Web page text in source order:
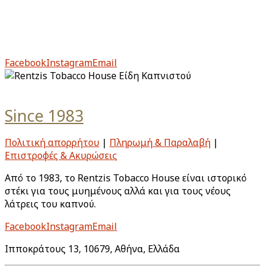
FacebookInstagramEmail
Since 1983
Πολιτική απορρήτου | Πληρωμή & Παραλαβή |
Επιστροφές & Ακυρώσεις
Από το 1983, το Rentzis Tobacco House είναι ιστορικό
στέκι για τους μυημένους αλλά και για τους νέους
λάτρεις του καπνού.
FacebookInstagramEmail
Ιπποκράτους 13, 10679, Αθήνα, Ελλάδα